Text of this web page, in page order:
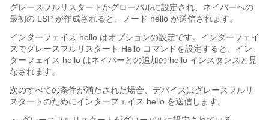
グレースフルリスタートがグローバルに設定され、ネイバーへの
最初の LSP が作成されると、ノード hello が送信されます。
インターフェイス hello はオプションの設定です。インターフェイ
スでグレースフルリスタート Hello コマンドを設定すると、イン
ターフェイス hello はネイバーとの追加の hello インスタンスと見
なされます。
次のすべての条件が満たされた場合、デバイスはグレースフルリ
スタートのためにインターフェイス hello を送信します。